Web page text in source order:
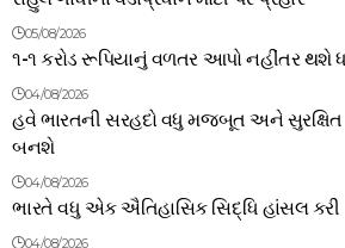
05/08/2026
૧-૧ કરોડ રૂપિયાનું વળતર આપો નહીંતર થશે
04/08/2026
હવે ભારતની સરહદો વધુ મજબૂત અને સુરક્ષિત
બનશે
04/08/2026
ભારતે વધુ એક ઐતિહાસિક સિદ્ધિ હાંસલ કરી
04/08/2026